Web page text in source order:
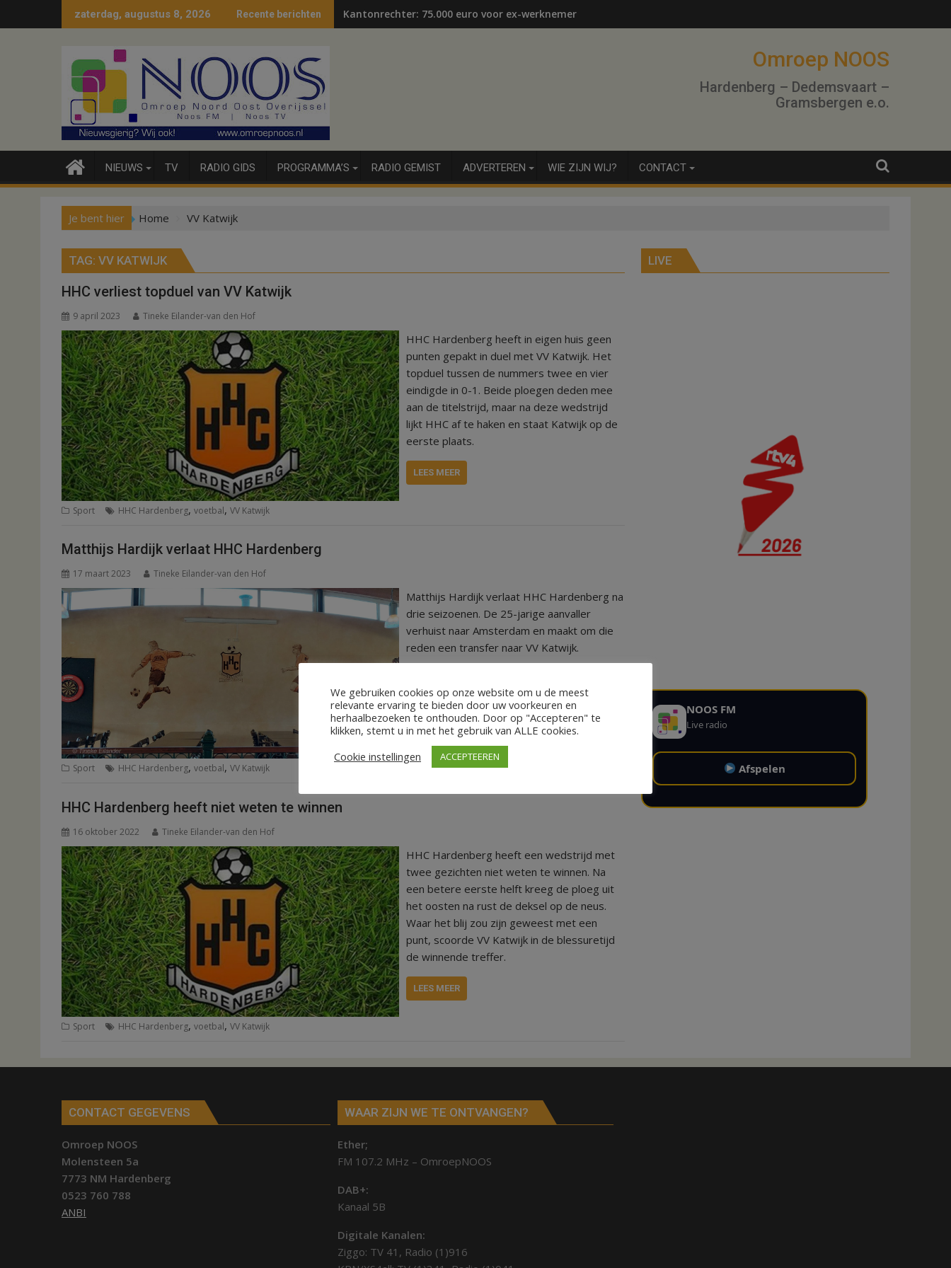
naar
zaterdag, augustus 8, 2026 Recente berichten Kantonrechter: 75.000 euro voor ex-werknemers
Omroep NOOS
Hardenberg – Dedemsvaart –
Gramsbergen e.o.
NIEUWS TV RADIO GIDS PROGRAMMA’S RADIO GEMIST ADVERTEREN WIE ZIJN WIJ? CONTACT
Je bent hier Home VV Katwijk
TAG: VV KATWIJK
HHC verliest topduel van VV Katwijk
9 april 2023 Tineke Eilander-van den Hof
HHC Hardenberg heeft in eigen huis geen
punten gepakt in duel met VV Katwijk. Het
topduel tussen de nummers twee en vier
eindigde in 0-1. Beide ploegen deden mee
aan de titelstrijd, maar na deze wedstrijd
lijkt HHC af te haken en staat Katwijk op de
eerste plaats.
LEES MEER
Sport HHC Hardenberg, voetbal, VV Katwijk
Matthijs Hardijk verlaat HHC Hardenberg
17 maart 2023 Tineke Eilander-van den Hof
Matthijs Hardijk verlaat HHC Hardenberg na
drie seizoenen. De 25-jarige aanvaller
verhuist naar Amsterdam en maakt om die
reden een transfer naar VV Katwijk.
Sport HHC Hardenberg, voetbal, VV Katwijk
HHC Hardenberg heeft niet weten te winnen
16 oktober 2022 Tineke Eilander-van den Hof
HHC Hardenberg heeft een wedstrijd met
twee gezichten niet weten te winnen. Na
een betere eerste helft kreeg de ploeg uit
het oosten na rust de deksel op de neus.
Waar het blij zou zijn geweest met een
punt, scoorde VV Katwijk in de blessuretijd
de winnende treffer.
LEES MEER
Sport HHC Hardenberg, voetbal, VV Katwijk
LIVE
NOOS FM
Live radio
Afspelen
CONTACT GEGEVENS
Omroep NOOS
Molensteen 5a
7773 NM Hardenberg
0523 760 788
ANBI
WAAR ZIJN WE TE ONTVANGEN?
Ether;
FM 107.2 MHz – OmroepNOOS
DAB+:
Kanaal 5B
Digitale Kanalen:
Ziggo: TV 41, Radio (1)916
We gebruiken cookies op onze website om u de meest
relevante ervaring te bieden door uw voorkeuren en
herhaalbezoeken te onthouden. Door op "Accepteren" te
klikken, stemt u in met het gebruik van ALLE cookies.
Cookie instellingen
ACCEPTEEREN